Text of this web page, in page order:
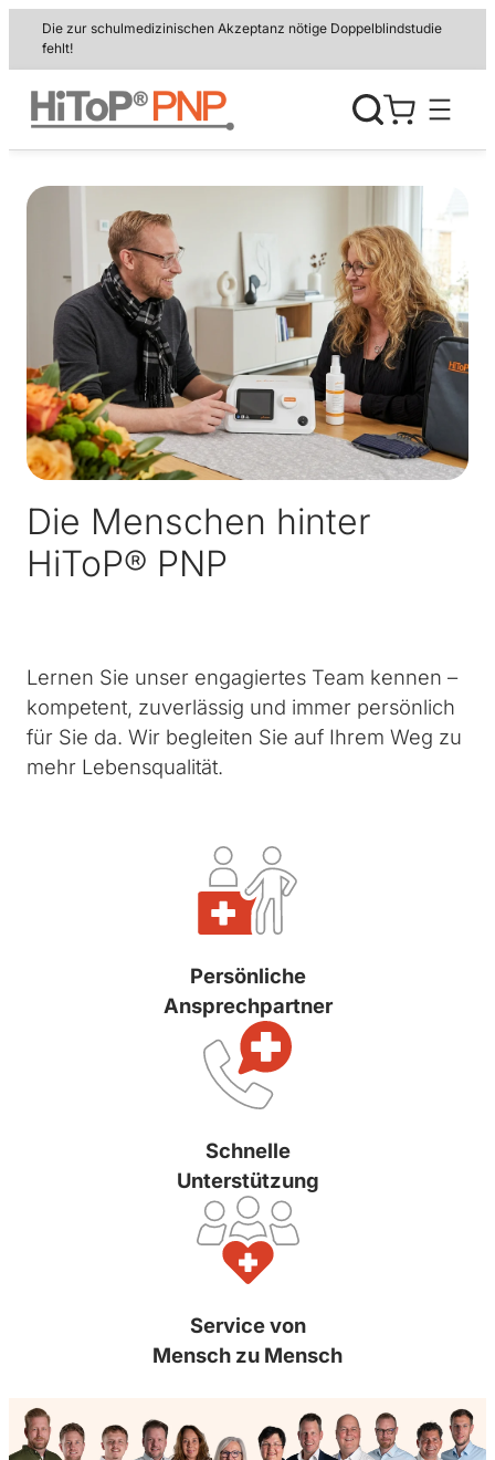
Zum
Inhalt
Die zur schulmedizinischen Akzeptanz nötige Doppelblindstudie
fehlt!
Die Menschen hinter
HiToP® PNP
Lernen Sie unser engagiertes Team kennen –
kompetent, zuverlässig und immer persönlich
für Sie da. Wir begleiten Sie auf Ihrem Weg zu
mehr Lebensqualität.
Persönliche
Ansprechpartner
Schnelle
Unterstützung
Service von
Mensch zu Mensch